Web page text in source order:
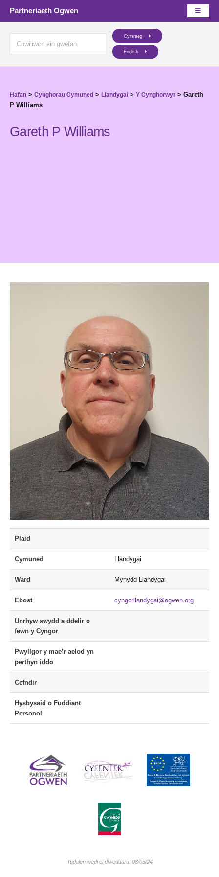
Partneriaeth Ogwen
Cymraeg
English
Hafan > Cynghorau Cymuned > Llandygai > Y Cynghorwyr > Gareth
P Williams
Gareth P Williams
Plaid
Cymuned Llandygai
Ward Mynydd Llandygai
Ebost cyngorllandygai@ogwen.org
Unrhyw swydd a ddelir o
fewn y Cyngor
Pwyllgor y mae’r aelod yn
perthyn iddo
Cefndir
Hysbysaid o Fuddiant
Personol
Tudalen wedi ei diweddaru: 08/05/24